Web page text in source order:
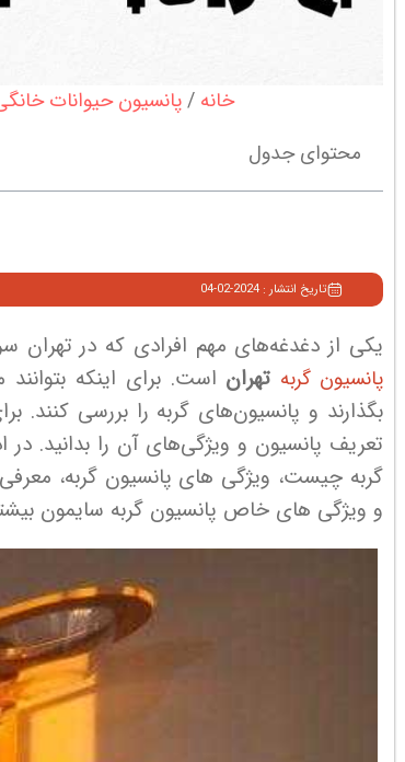
خانه پانسیون حیوانات
محتوای جدول
تاریخ انتشار : 2024-02-04
یکی از دغدغه‌های مهم افرادی که در تهران
پانسیون گربه تهران است. برای اینکه
بگذارند و پانسیون‌های گربه را بررسی
تعریف پانسیون و ویژگی‌های آن را بدانید.
گربه چیست، ویژگی های پانسیون گربه،
و ویژگی های خاص پانسیون گربه سایمون